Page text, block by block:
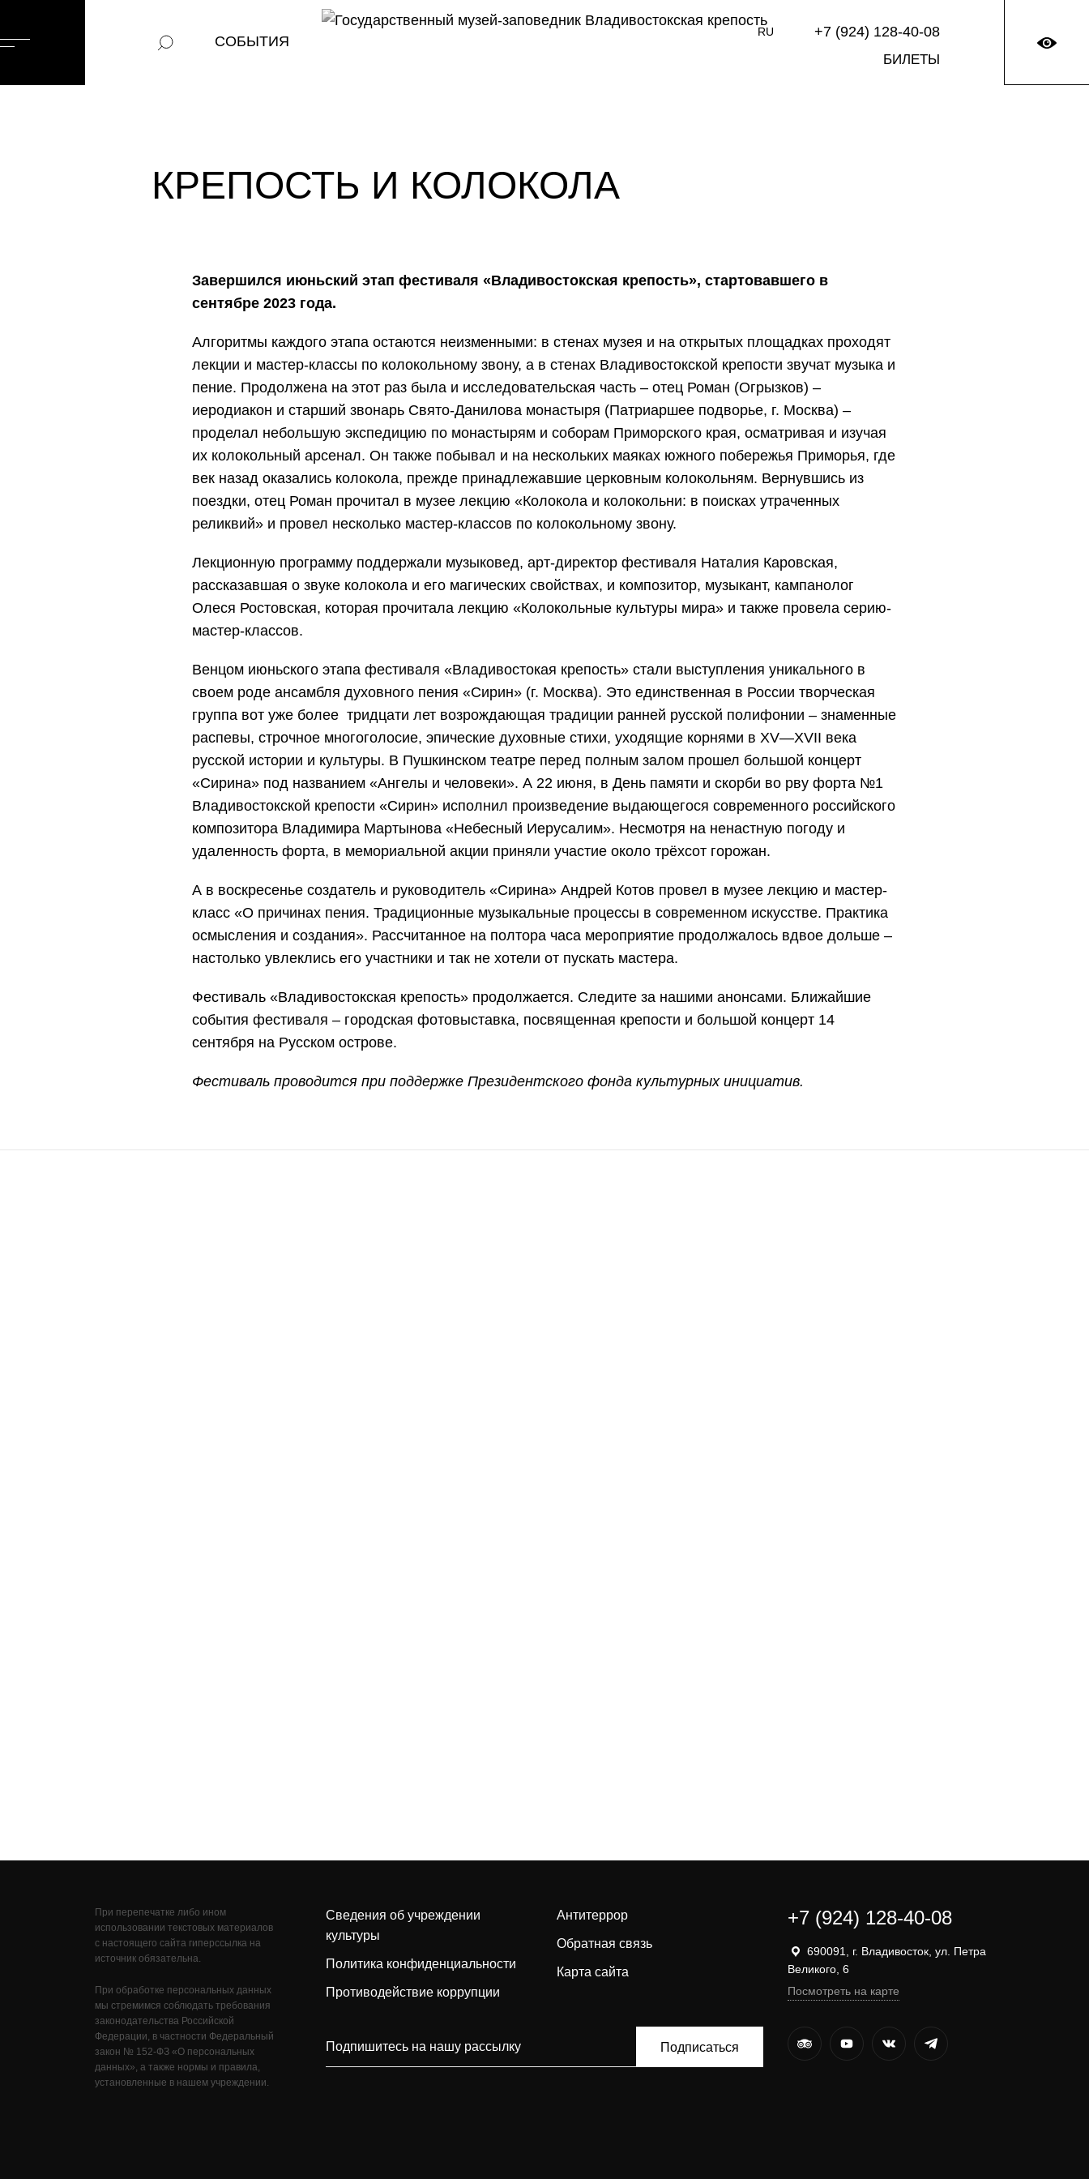
СОБЫТИЯ
RU +7 (924) 128-40-08
БИЛЕТЫ
КРЕПОСТЬ И КОЛОКОЛА
Завершился июньский этап фестиваля «Владивостокская крепость», стартовавшего в
сентябре 2023 года.
Алгоритмы каждого этапа остаются неизменными: в стенах музея и на открытых площадках проходят
лекции и мастер-классы по колокольному звону, а в стенах Владивостокской крепости звучат музыка и
пение. Продолжена на этот раз была и исследовательская часть – отец Роман (Огрызков) –
иеродиакон и старший звонарь Свято-Данилова монастыря (Патриаршее подворье, г. Москва) –
проделал небольшую экспедицию по монастырям и соборам Приморского края, осматривая и изучая
их колокольный арсенал. Он также побывал и на нескольких маяках южного побережья Приморья, где
век назад оказались колокола, прежде принадлежавшие церковным колокольням. Вернувшись из
поездки, отец Роман прочитал в музее лекцию «Колокола и колокольни: в поисках утраченных
реликвий» и провел несколько мастер-классов по колокольному звону.
Лекционную программу поддержали музыковед, арт-директор фестиваля Наталия Каровская,
рассказавшая о звуке колокола и его магических свойствах, и композитор, музыкант, кампанолог
Олеся Ростовская, которая прочитала лекцию «Колокольные культуры мира» и также провела серию-
мастер-классов.
Венцом июньского этапа фестиваля «Владивостокая крепость» стали выступления уникального в
своем роде ансамбля духовного пения «Сирин» (г. Москва). Это единственная в России творческая
группа вот уже более тридцати лет возрождающая традиции ранней русской полифонии – знаменные
распевы, строчное многоголосие, эпические духовные стихи, уходящие корнями в XV—XVII века
русской истории и культуры. В Пушкинском театре перед полным залом прошел большой концерт
«Сирина» под названием «Ангелы и человеки». А 22 июня, в День памяти и скорби во рву форта №1
Владивостокской крепости «Сирин» исполнил произведение выдающегося современного российского
композитора Владимира Мартынова «Небесный Иерусалим». Несмотря на ненастную погоду и
удаленность форта, в мемориальной акции приняли участие около трёхсот горожан.
А в воскресенье создатель и руководитель «Сирина» Андрей Котов провел в музее лекцию и мастер-
класс «О причинах пения. Традиционные музыкальные процессы в современном искусстве. Практика
осмысления и создания». Рассчитанное на полтора часа мероприятие продолжалось вдвое дольше –
настолько увлеклись его участники и так не хотели от пускать мастера.
Фестиваль «Владивостокская крепость» продолжается. Следите за нашими анонсами. Ближайшие
события фестиваля – городская фотовыставка, посвященная крепости и большой концерт 14
сентября на Русском острове.
Фестиваль проводится при поддержке Президентского фонда культурных инициатив.
При перепечатке либо ином
использовании текстовых материалов
с настоящего сайта гиперссылка на
источник обязательна.
При обработке персональных данных
мы стремимся соблюдать требования
законодательства Российской
Федерации, в частности Федеральный
закон № 152-ФЗ «О персональных
данных», а также нормы и правила,
установленные в нашем учреждении.
Сведения об учреждении
культуры
Политика конфиденциальности
Противодействие коррупции
Антитеррор
Обратная связь
Карта сайта
+7 (924) 128-40-08
690091, г. Владивосток, ул. Петра
Великого, 6
Посмотреть на карте
Подписаться